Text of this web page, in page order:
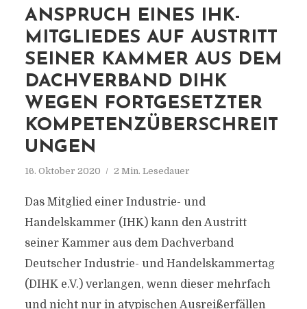
ANSPRUCH EINES IHK-
MITGLIEDES AUF AUSTRITT
SEINER KAMMER AUS DEM
DACHVERBAND DIHK
WEGEN FORTGESETZTER
KOMPETENZÜBERSCHREIT
UNGEN
16. Oktober 2020 2 Min. Lesedauer
Das Mitglied einer Industrie- und
Handelskammer (IHK) kann den Austritt
seiner Kammer aus dem Dachverband
Deutscher Industrie- und Handelskammertag
(DIHK e.V.) verlangen, wenn dieser mehrfach
und nicht nur in atypischen Ausreißerfällen